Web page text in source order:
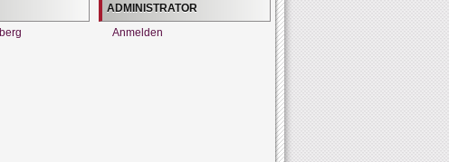
ADMINISTRATOR
Anmelden